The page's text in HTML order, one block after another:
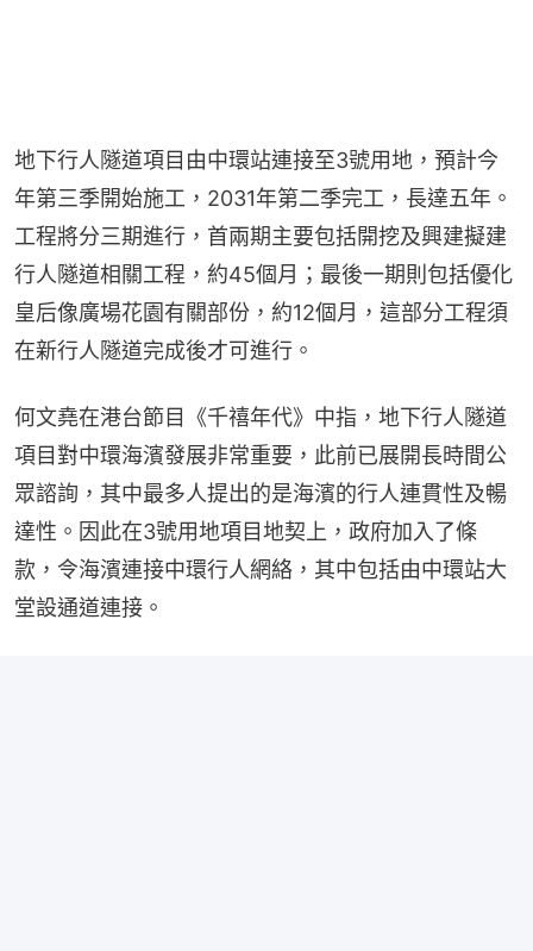
地下行人隧道項目由中環站連接至3號用地，預計今
年第三季開始施工，2031年第二季完工，長達五年。
工程將分三期進行，首兩期主要包括開挖及興建擬建
行人隧道相關工程，約45個月；最後一期則包括優化
皇后像廣場花園有關部份，約12個月，這部分工程須
在新行人隧道完成後才可進行。
何文堯在港台節目《千禧年代》中指，地下行人隧道
項目對中環海濱發展非常重要，此前已展開長時間公
眾諮詢，其中最多人提出的是海濱的行人連貫性及暢
達性。因此在3號用地項目地契上，政府加入了條
款，令海濱連接中環行人網絡，其中包括由中環站大
堂設通道連接。